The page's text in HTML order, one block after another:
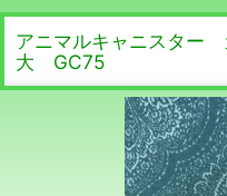
アニマルキャニスタ
大 GC75